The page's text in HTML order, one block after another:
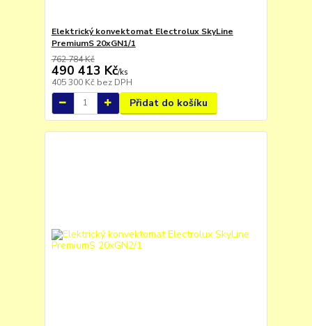
Elektrický konvektomat Electrolux SkyLine
PremiumS 20xGN1/1
762 784 Kč
490 413 Kč/ks
405 300 Kč bez DPH
Přidat do košíku